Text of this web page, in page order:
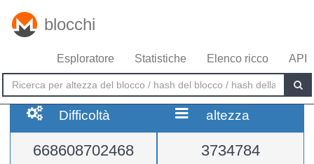
blocchi
Esploratore Statistiche Elenco ricco API
Difficoltà
668608702468
altezza
3734784